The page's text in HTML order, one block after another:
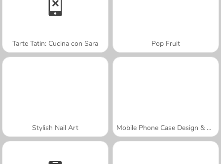
Tarte Tatin: Cucina con Sara Pop Fruit
Stylish Nail Art Mobile Phone Case Design & DIY